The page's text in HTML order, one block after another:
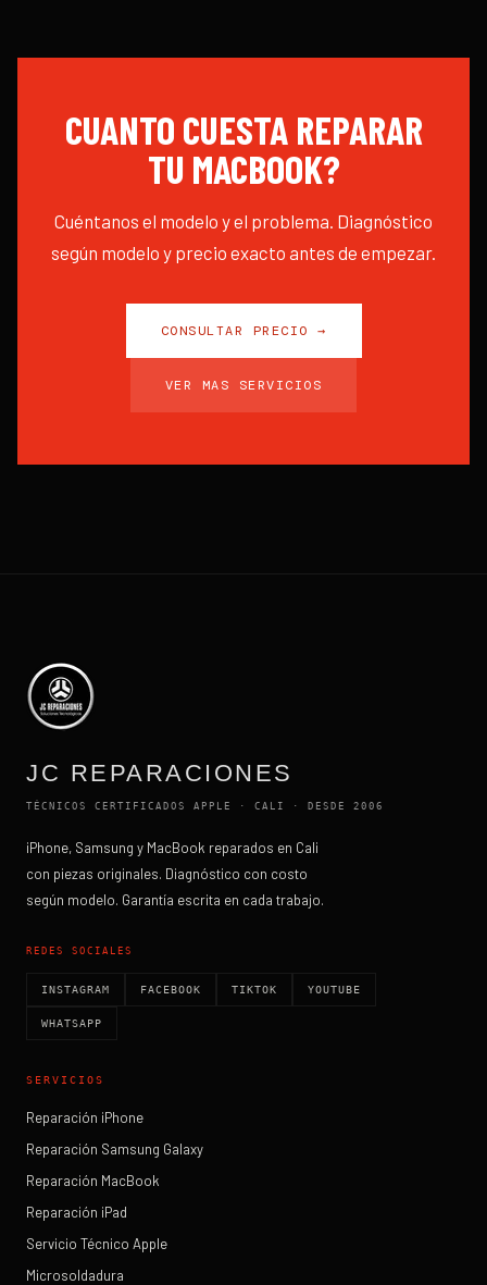
CUANTO CUESTA REPARAR
TU MACBOOK?
Cuéntanos el modelo y el problema. Diagnóstico
según modelo y precio exacto antes de empezar.
CONSULTAR PRECIO →
VER MAS SERVICIOS
JC REPARACIONES
TÉCNICOS CERTIFICADOS APPLE · CALI · DESDE 2006
iPhone, Samsung y MacBook reparados en Cali
con piezas originales. Diagnóstico con costo
según modelo. Garantía escrita en cada trabajo.
REDES SOCIALES
INSTAGRAM FACEBOOK TIKTOK YOUTUBE
WHATSAPP
SERVICIOS
Reparación iPhone
Reparación Samsung Galaxy
Reparación MacBook
Reparación iPad
Servicio Técnico Apple
Microsoldadura